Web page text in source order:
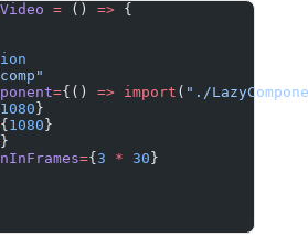
= () => {
={() => import ( "./
1080 }
{ 1080 }
}
={ 3 * 30 }